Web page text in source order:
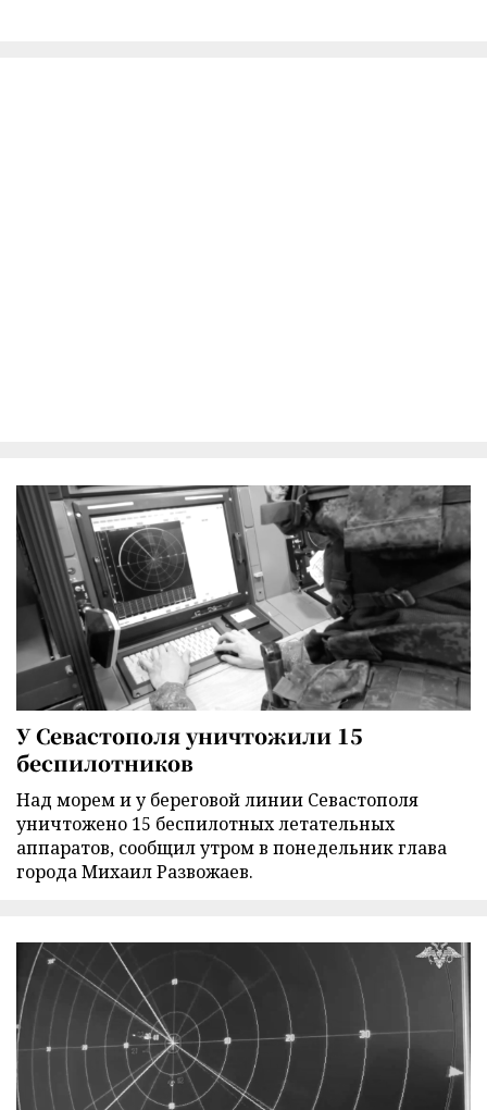
У Севастополя уничтожили 15
беспилотников
Над морем и у береговой линии Севастополя
уничтожено 15 беспилотных летательных
аппаратов, сообщил утром в понедельник глава
города Михаил Развожаев.